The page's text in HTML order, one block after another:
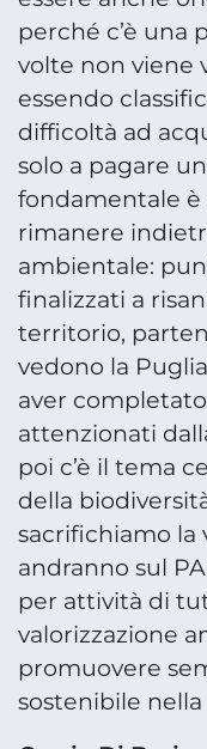
perché c’è una
volte non viene
essendo
difficoltà ad
solo a pagare
fondamentale è
rimanere
ambientale:
finalizzati a
territorio,
vedono la
aver
attenzionati
poi c’è il tema
della
sacrifichiamo la
andranno sul
per attività di
valorizzazione
promuovere
sostenibile nella